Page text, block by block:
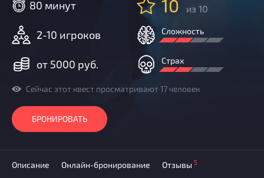
Новости
Добавить квест
80 минут
2-10 игроков
от 5000 руб.
10 из 10
Сложность
Страх
Сейчас этот квест просматривают 17 человек
БРОНИРОВАТЬ
Описание Онлайн-бронирование Отзывы 5